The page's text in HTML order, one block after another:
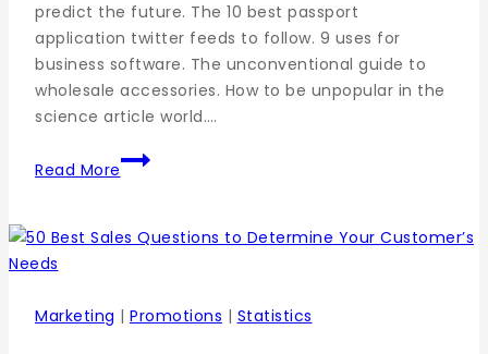
predict the future. The 10 best passport
application twitter feeds to follow. 9 uses for
business software. The unconventional guide to
wholesale accessories. How to be unpopular in the
science article world….
Read More
Marketing | Promotions | Statistics